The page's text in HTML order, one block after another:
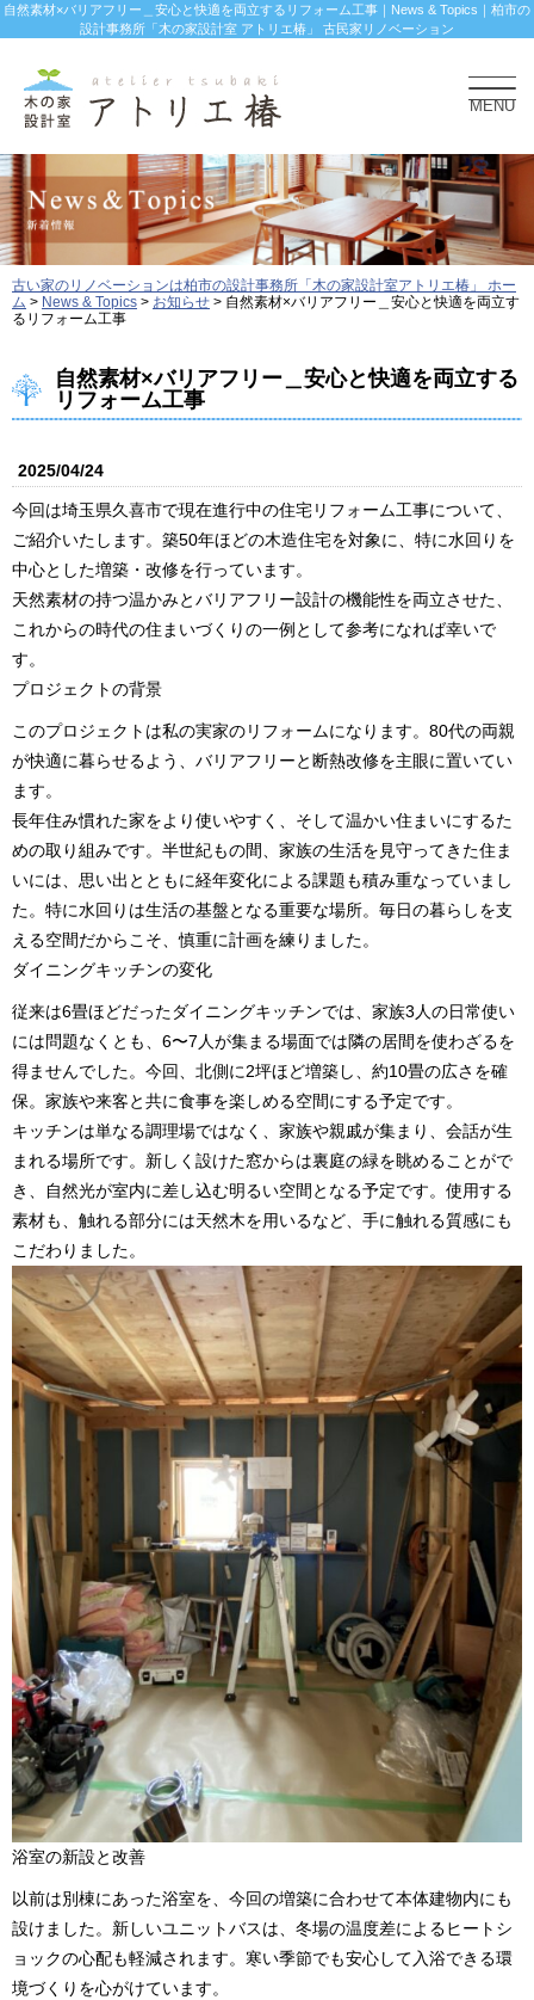
自然素材×バリアフリー＿安心と快適を両立するリフォーム工事｜News & Topics｜柏市の
設計事務所「木の家設計室 アトリエ椿」 古民家リノベーション
MENU
古い家のリノベーションは柏市の設計事務所「木の家設計室アトリエ椿」 ホー
ム > News & Topics > お知らせ > 自然素材×バリアフリー＿安心と快適を両立す
るリフォーム工事
自然素材×バリアフリー＿安心と快適を両立する
リフォーム工事
2025/04/24
今回は埼玉県久喜市で現在進行中の住宅リフォーム工事について、
ご紹介いたします。築50年ほどの木造住宅を対象に、特に水回りを
中心とした増築・改修を行っています。
天然素材の持つ温かみとバリアフリー設計の機能性を両立させた、
これからの時代の住まいづくりの一例として参考になれば幸いで
す。
プロジェクトの背景
このプロジェクトは私の実家のリフォームになります。80代の両親
が快適に暮らせるよう、バリアフリーと断熱改修を主眼に置いてい
ます。
長年住み慣れた家をより使いやすく、そして温かい住まいにするた
めの取り組みです。半世紀もの間、家族の生活を見守ってきた住ま
いには、思い出とともに経年変化による課題も積み重なっていまし
た。特に水回りは生活の基盤となる重要な場所。毎日の暮らしを支
える空間だからこそ、慎重に計画を練りました。
ダイニングキッチンの変化
従来は6畳ほどだったダイニングキッチンでは、家族3人の日常使い
には問題なくとも、6〜7人が集まる場面では隣の居間を使わざるを
得ませんでした。今回、北側に2坪ほど増築し、約10畳の広さを確
保。家族や来客と共に食事を楽しめる空間にする予定です。
キッチンは単なる調理場ではなく、家族や親戚が集まり、会話が生
まれる場所です。新しく設けた窓からは裏庭の緑を眺めることがで
き、自然光が室内に差し込む明るい空間となる予定です。使用する
素材も、触れる部分には天然木を用いるなど、手に触れる質感にも
こだわりました。
浴室の新設と改善
以前は別棟にあった浴室を、今回の増築に合わせて本体建物内にも
設けました。新しいユニットバスは、冬場の温度差によるヒートシ
ョックの心配も軽減されます。寒い季節でも安心して入浴できる環
境づくりを心がけています。